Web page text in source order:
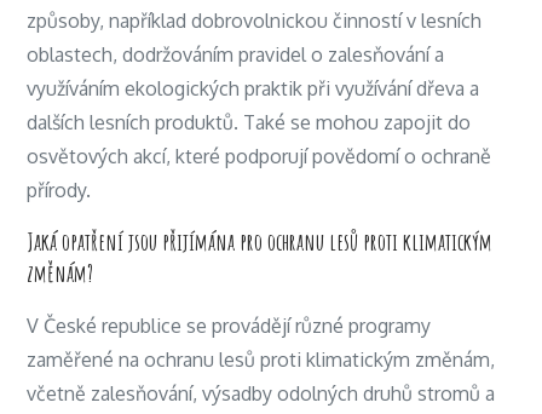
způsoby, například dobrovolnickou činností v lesních
oblastech, dodržováním pravidel o zalesňování a
využíváním ekologických praktik při využívání dřeva a
dalších lesních produktů. Také se mohou zapojit do
osvětových akcí, které podporují povědomí o ochraně
přírody.
Jaká opatření jsou přijímána pro ochranu lesů proti klimatickým
změnám?
V České republice se provádějí různé programy
zaměřené na ochranu lesů proti klimatickým změnám,
včetně zalesňování, výsadby odolných druhů stromů a